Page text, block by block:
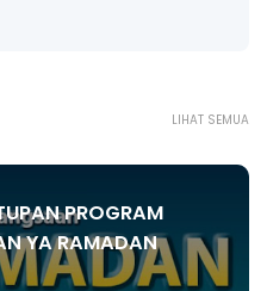
LIHAT SEMUA
PROGRAM
YA RAMADAN